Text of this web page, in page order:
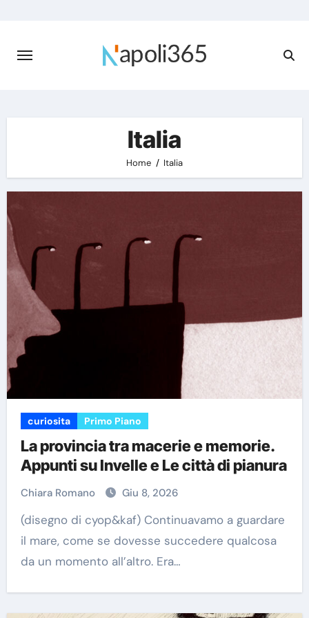
content
Italia
Home Italia
curiosita Primo Piano
La provincia tra macerie e memorie.
Appunti su Invelle e Le città di pianura
Chiara Romano Giu 8, 2026
(disegno di cyop&kaf) Continuavamo a guardare
il mare, come se dovesse succedere qualcosa
da un momento all’altro. Era…